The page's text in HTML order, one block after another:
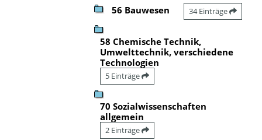
56 Bauwesen 34 Einträge
58 Chemische Technik,
Umwelttechnik, verschiedene
Technologien
5 Einträge
70 Sozialwissenschaften
allgemein
2 Einträge